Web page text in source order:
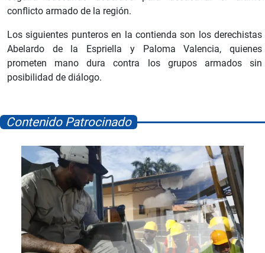
conflicto armado de la región.
Los siguientes punteros en la contienda son los derechistas
Abelardo de la Espriella y Paloma Valencia, quienes
prometen mano dura contra los grupos armados sin
posibilidad de diálogo.
Contenido Patrocinado